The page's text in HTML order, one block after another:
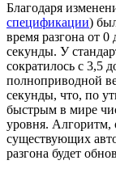
Благодаря
спецификации)
время разгона от
секунды. У
сократилось с 3,5
полноприводной
секунды, что, по
быстрым в мире
уровня. Алгоритм,
существующих
разгона будет